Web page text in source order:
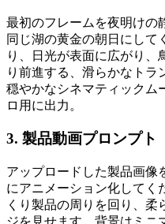
最初のフレームを夜明けの
同じ湖の黄金の朝日にして
り、日光が表面に広がり、
り前進する、滑らかなトラ
穏やかなシネマティックム
ロ用に出力。
3. 製品動画プロンプト
アップロードした製品画像
にアニメーション化してく
くり製品の周りを回り、柔